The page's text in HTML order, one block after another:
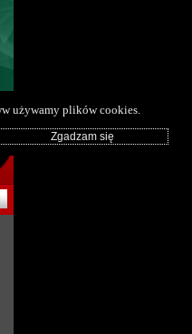
używamy plików cookies.